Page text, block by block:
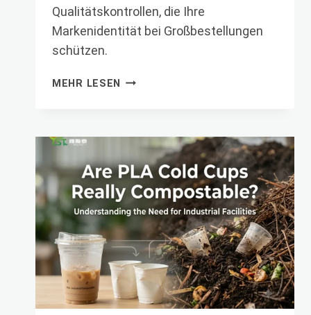
Qualitätskontrollen, die Ihre
Markenidentität bei Großbestellungen
schützen.
MEHR LESEN
INDIVIDUELL
VERMEIDEN
SIE
LOGO-
DRUCK
FA